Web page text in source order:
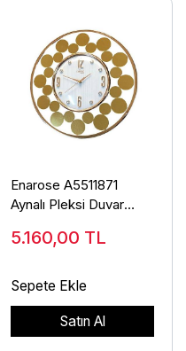
Enarose A5511871
Aynalı Pleksi Duvar
5.160,00 TL
Sepete Ekle
Satın Al